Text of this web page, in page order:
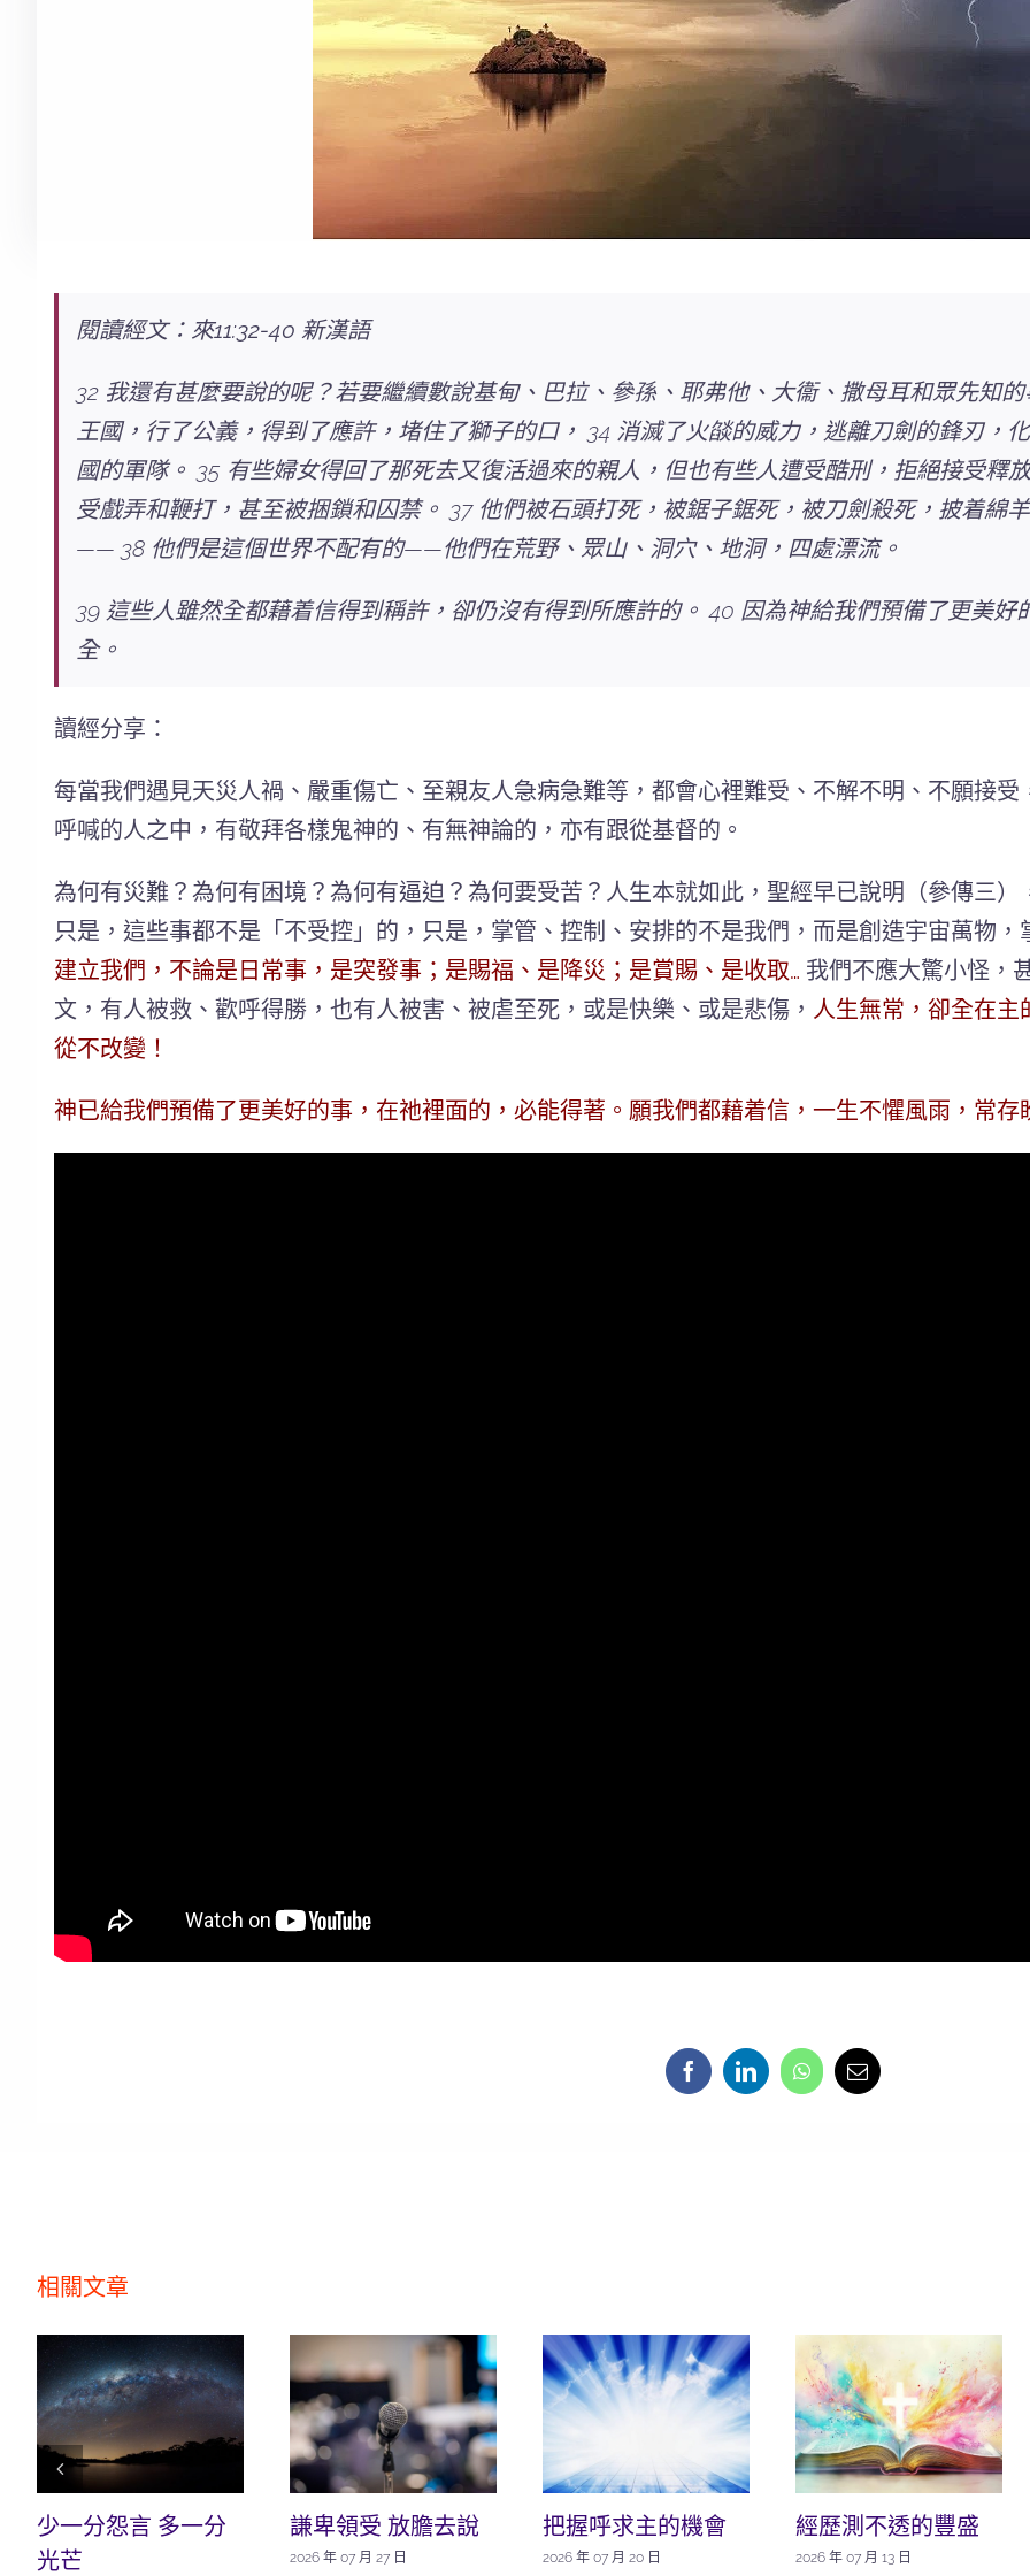
閱讀經文：來11:32-40 新漢語
32 我還有甚麼要說的呢？若要繼續數說基甸、巴拉、參孫、耶弗他、大衞、撒母耳和眾先知
王國，行了公義，得到了應許，堵住了獅子的口， 34 消滅了火燄的威力，逃離刀劍的鋒刃，
國的軍隊。 35 有些婦女得回了那死去又復活過來的親人，但也有些人遭受酷刑，拒絕接受釋
受戲弄和鞭打，甚至被捆鎖和囚禁。 37 他們被石頭打死，被鋸子鋸死，被刀劍殺死，披着綿
—— 38 他們是這個世界不配有的——他們在荒野、眾山、洞穴、地洞，四處漂流。
39 這些人雖然全都藉着信得到稱許，卻仍沒有得到所應許的。 40 因為神給我們預備了更美
全。
讀經分享：
每當我們遇見天災人禍、嚴重傷亡、至親友人急病急難等，都會心裡難受、不解不明、不願接
呼喊的人之中，有敬拜各樣鬼神的、有無神論的，亦有跟從基督的。
為何有災難？為何有困境？為何有逼迫？為何要受苦？人生本就如此，聖經早已說明（參傳三
只是，這些事都不是「不受控」的，只是，掌管、控制、安排的不是我們，而是創造宇宙萬物
建立我們，不論是日常事，是突發事；是賜福、是降災；是賞賜、是收取… 我們不應大驚小怪，
文，有人被救、歡呼得勝，也有人被害、被虐至死，或是快樂、或是悲傷， 人生無常，卻全在主
從不改變！
神已給我們預備了更美好的事，在祂裡面的，必能得著。願我們都藉着信，一生不懼風雨，常存
相關文章
少一分怨言 多一分
光芒
謙卑領受 放膽去說
2026 年 07 月 27 日
把握呼求主的機會
2026 年 07 月 20 日
經歷測不透的豐盛
2026 年 07 月 13 日